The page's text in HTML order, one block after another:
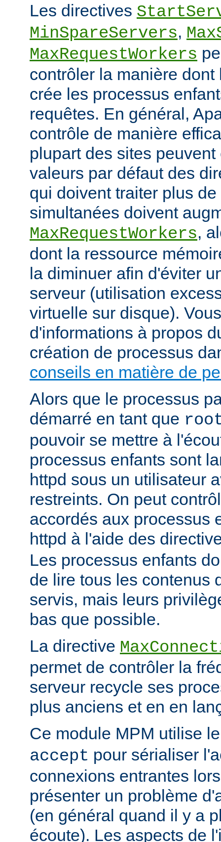
Les directives
MinSpareServers,
MaxRequestWorkers
contrôler la manière
crée les processus
requêtes. En général,
contrôle de manière
plupart des sites
valeurs par défaut des
qui doivent traiter plus
simultanées doivent
MaxRequestWorkers,
dont la ressource
la diminuer afin d'éviter
serveur (utilisation
virtuelle sur disque).
d'informations à propos
création de processus
conseils en matière de
Alors que le processus
démarré en tant que
pouvoir se mettre à
processus enfants sont
httpd sous un utilisateur
restreints. On peut
accordés aux processus
httpd à l'aide des
Les processus enfants
de lire tous les contenus
servis, mais leurs
bas que possible.
La directive
permet de contrôler la
serveur recycle ses
plus anciens et en en
Ce module MPM utilise
accept pour sérialiser
connexions entrantes
présenter un problème
(en général quand il y a
écoute). Les aspects de